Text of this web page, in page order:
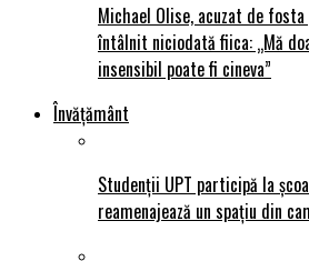
Michael Olise, acuzat de
întâlnit niciodată fiica: „Mă
insensibil poate fi cineva”
Învățământ
Studenții UPT participă la
reamenajează un spațiu din